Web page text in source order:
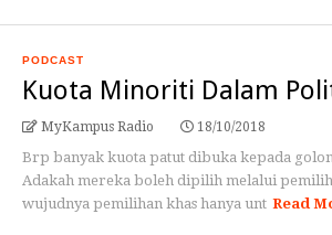
PODCAST
Kuota Minoriti Dalam
MyKampus Radio 18/10/2018
Brp banyak kuota patut dibuka kepada
Adakah mereka boleh dipilih melalui
wujudnya pemilihan khas hanya unt Read